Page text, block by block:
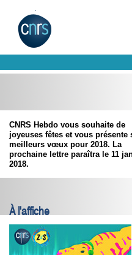
CNRS Hebdo vous souhaite de
joyeuses fêtes et vous présente
meilleurs vœux pour 2018. La
prochaine lettre paraîtra le 11
2018.
À l'affiche